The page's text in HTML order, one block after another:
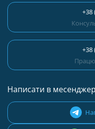
+38
+38
Написати в